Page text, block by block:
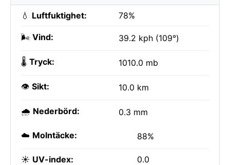
💧 Luftfuktighet: 78%
🌬️ Vind: 39.2 kph (109°)
🌡️ Tryck: 1010.0 mb
👁️ Sikt: 10.0 km
🌧️ Nederbörd: 0.3 mm
☁️ Molntäcke: 88%
☀️ UV-index: 0.0